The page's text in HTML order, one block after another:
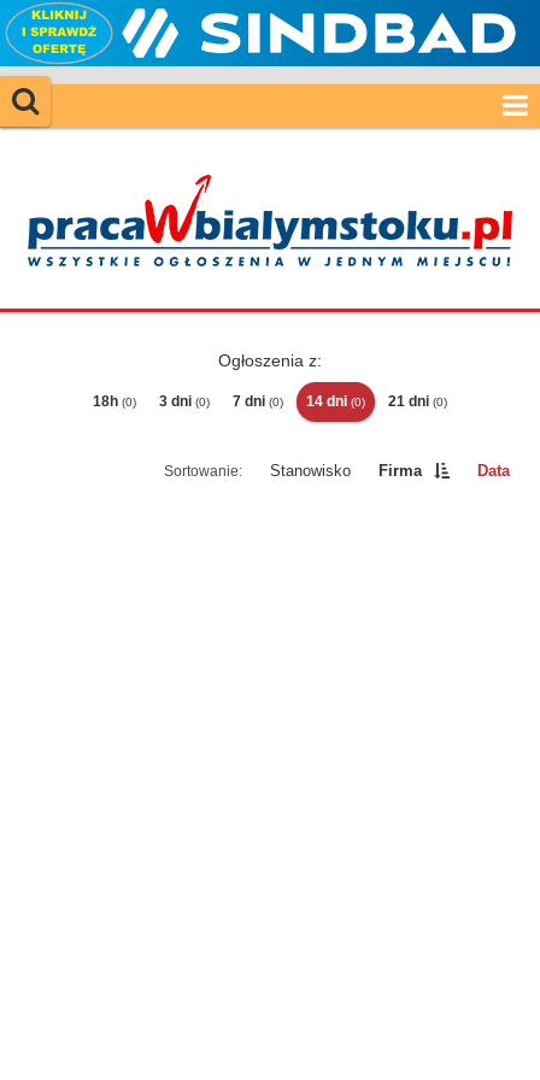
Ogłoszenia z:
18h (0) 3 dni (0) 7 dni (0) 14 dni (0) 21 dni (0)
Stanowisko Firma Data